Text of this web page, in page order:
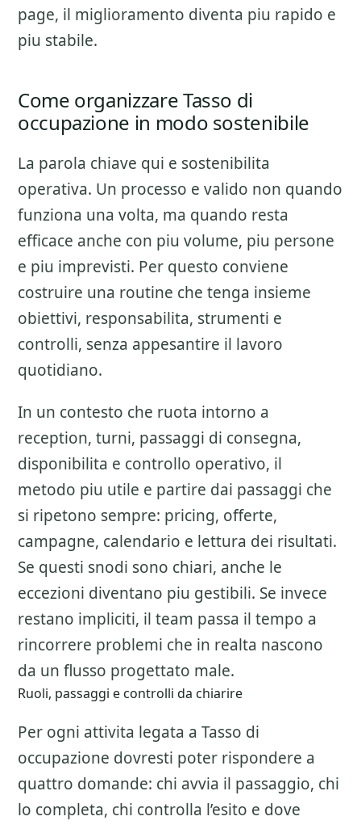
page, il miglioramento diventa piu rapido e
piu stabile.
Come organizzare Tasso di
occupazione in modo sostenibile
La parola chiave qui e sostenibilita
operativa. Un processo e valido non quando
funziona una volta, ma quando resta
efficace anche con piu volume, piu persone
e piu imprevisti. Per questo conviene
costruire una routine che tenga insieme
obiettivi, responsabilita, strumenti e
controlli, senza appesantire il lavoro
quotidiano.
In un contesto che ruota intorno a
reception, turni, passaggi di consegna,
disponibilita e controllo operativo, il
metodo piu utile e partire dai passaggi che
si ripetono sempre: pricing, offerte,
campagne, calendario e lettura dei risultati.
Se questi snodi sono chiari, anche le
eccezioni diventano piu gestibili. Se invece
restano impliciti, il team passa il tempo a
rincorrere problemi che in realta nascono
da un flusso progettato male.
Ruoli, passaggi e controlli da chiarire
Per ogni attivita legata a Tasso di
occupazione dovresti poter rispondere a
quattro domande: chi avvia il passaggio, chi
lo completa, chi controlla l’esito e dove